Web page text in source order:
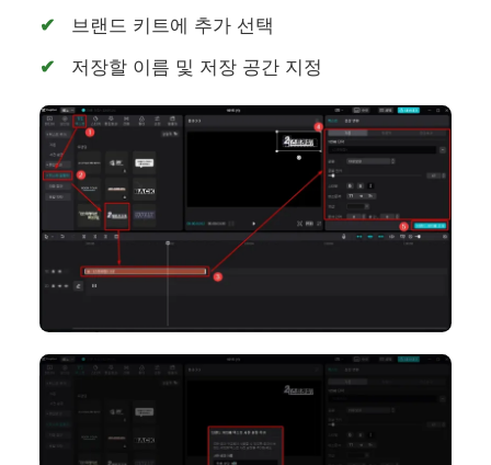
브랜드 키트에 추가 선택
저장할 이름 및 저장 공간 지정